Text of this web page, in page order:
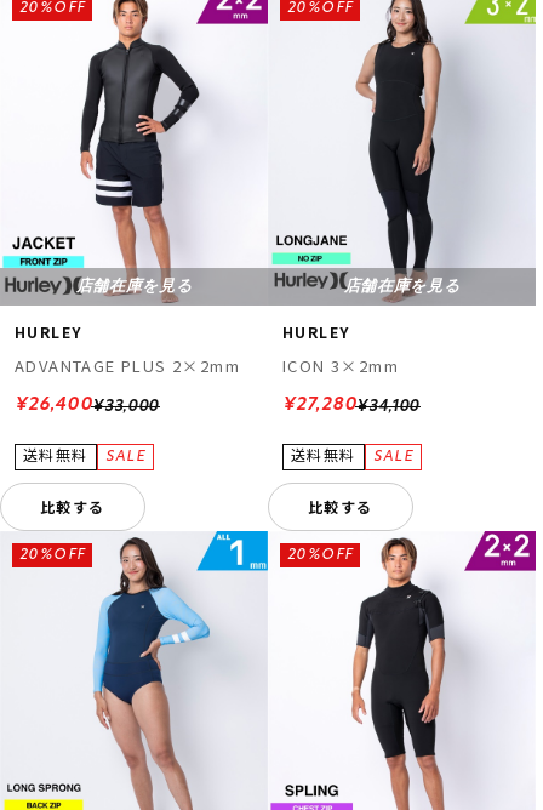
店舗在庫を見る
HURLEY
ADVANTAGE PLUS 2×2mm
¥33,000
20%OFF
¥26,400
比較する
店舗在庫を見る
HURLEY
ICON 3×2mm
¥34,100
20%OFF
¥27,280
比較する
20%OFF 20%OFF